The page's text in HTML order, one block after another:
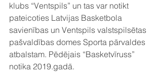
klubs “Ventspils” un tas var notikt
pateicoties Latvijas Basketbola
savienības un Ventspils valstspilsētas
pašvaldības domes Sporta pārvaldes
atbalstam. Pēdējais “Basketvīruss”
notika 2019.gadā.